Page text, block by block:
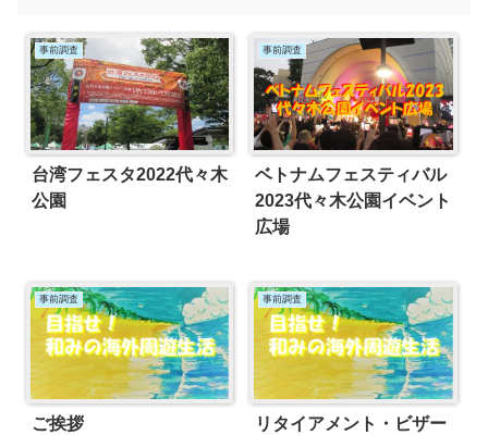
事前調査
台湾フェスタ2022代々木
公園
事前調査
ベトナムフェスティバル
2023代々木公園イベント
広場
事前調査
ご挨拶
事前調査
リタイアメント・ビザー